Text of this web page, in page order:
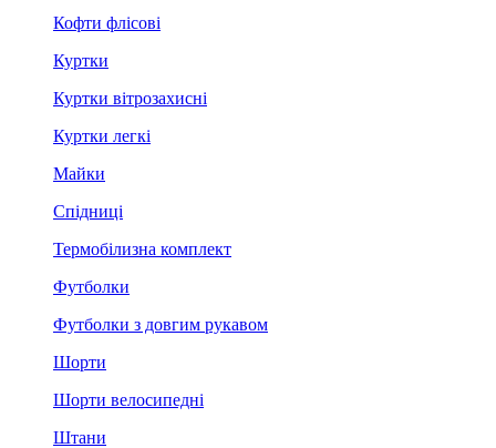
Кофти флісові
Куртки
Куртки вітрозахисні
Куртки легкі
Майки
Спідниці
Термобілизна комплект
Футболки
Футболки з довгим рукавом
Шорти
Шорти велосипедні
Штани